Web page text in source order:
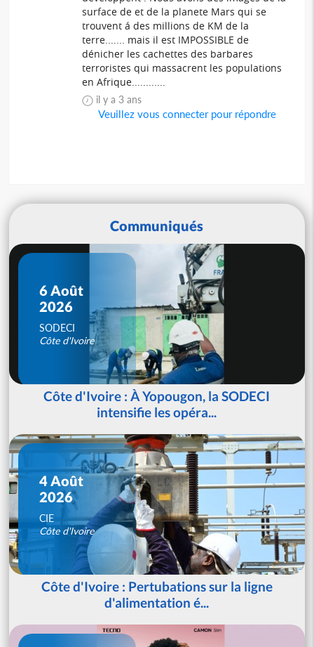
surface de et de la planete Mars qui se
trouvent á des millions de KM de la
terre....... mais il est IMPOSSIBLE de
dénicher les cachettes des barbares
terroristes qui massacrent les populations
en Afrique............
il y a 3 ans
Veuillez vous connecter pour répondre
Communiqués
6 Août
2026
SODECI
Côte d'Ivoire
Côte d'Ivoire : À Yopougon, la SODECI
intensifie les opéra...
4 Août
2026
CIE
Côte d'Ivoire
Côte d'Ivoire : Pertubations sur la ligne
d'alimentation é...